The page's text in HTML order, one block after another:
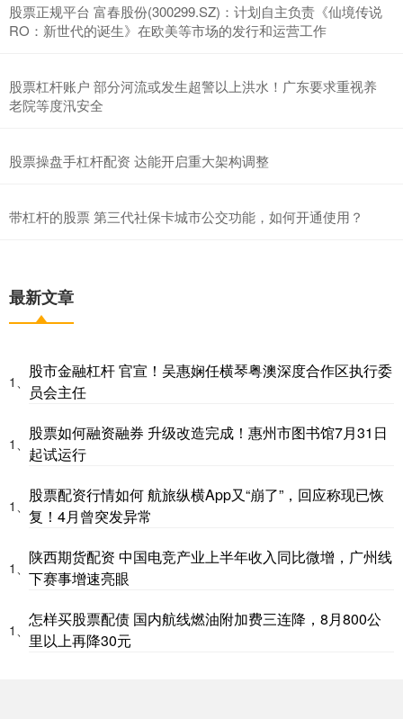
股票正规平台 富春股份(300299.SZ)：计划自主负责《仙境传说
RO：新世代的诞生》在欧美等市场的发行和运营工作
股票杠杆账户 部分河流或发生超警以上洪水！广东要求重视养
老院等度汛安全
股票操盘手杠杆配资 达能开启重大架构调整
带杠杆的股票 第三代社保卡城市公交功能，如何开通使用？
最新文章
1、
股市金融杠杆 官宣！吴惠娴任横琴粤澳深度合作区执行委
员会主任
1、
股票如何融资融券 升级改造完成！惠州市图书馆7月31日
起试运行
1、
股票配资行情如何 航旅纵横App又“崩了”，回应称现已恢
复！4月曾突发异常
1、
陕西期货配资 中国电竞产业上半年收入同比微增，广州线
下赛事增速亮眼
1、
怎样买股票配债 国内航线燃油附加费三连降，8月800公
里以上再降30元